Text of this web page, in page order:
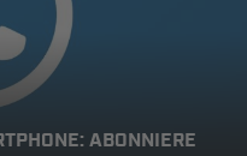
ABONNIERE